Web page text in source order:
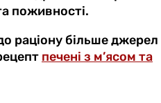
поживності.
раціону більше джерел
печені з м’ясом та